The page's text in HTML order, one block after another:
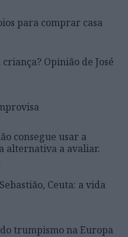
para comprar casa
Opinião de José
consegue usar a
alternativa a avaliar.
Ceuta: a vida
trumpismo na Europa